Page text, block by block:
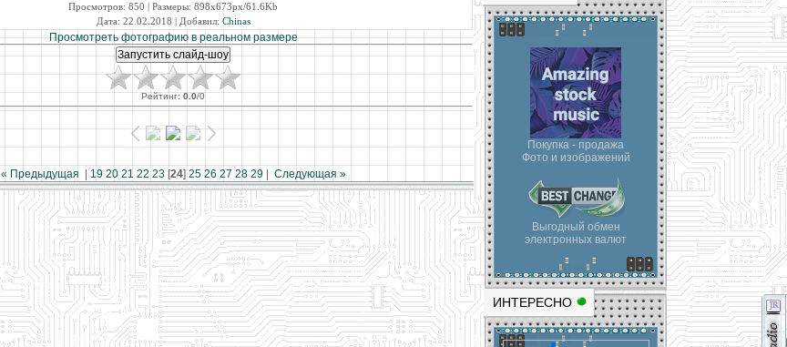
Покупка - продажа
Фото и изображений
Выгодный обмен
электронных валют
ИНТЕРЕСНО
Просмотров: 850 | Размеры: 898x673px/61.6Kb
Дата: 22.02.2018 | Добавил: Chinas
Просмотреть фотографию в реальном размере
Рейтинг:0.0/0
« Предыдущая 19 20 21 22 23[24] 25 26 27 28 29| Следующая »